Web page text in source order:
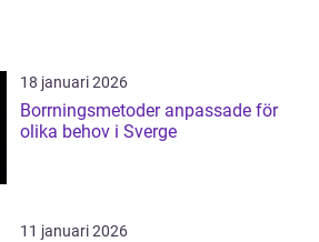
18 januari 2026
Borrningsmetoder anpassade för
olika behov i Sverge
11 januari 2026